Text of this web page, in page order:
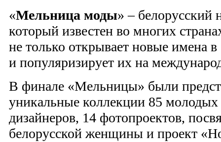
«Мельница моды» – белорусский
который известен во многих
не только открывает новые имена
и популяризирует их на
В финале «Мельницы» были
уникальные коллекции 85 молодых
дизайнеров, 14 фотопроектов,
белорусской женщины и проект